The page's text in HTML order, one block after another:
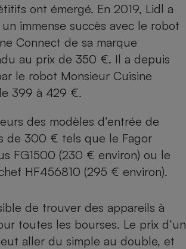
ont émergé. En 2019, Lidl a
immense succès avec le robot
Connect de sa marque
au prix de 350 €. Il a depuis
le robot Monsieur Cuisine
399 à 429 €.
des modèles d’entrée de
de 300 € tels que le Fagor
FG1500 (230 € environ) ou le
HF456810 (295 € environ).
de trouver des appareils à
toutes les bourses. Le prix d’un
aller du simple au double, et